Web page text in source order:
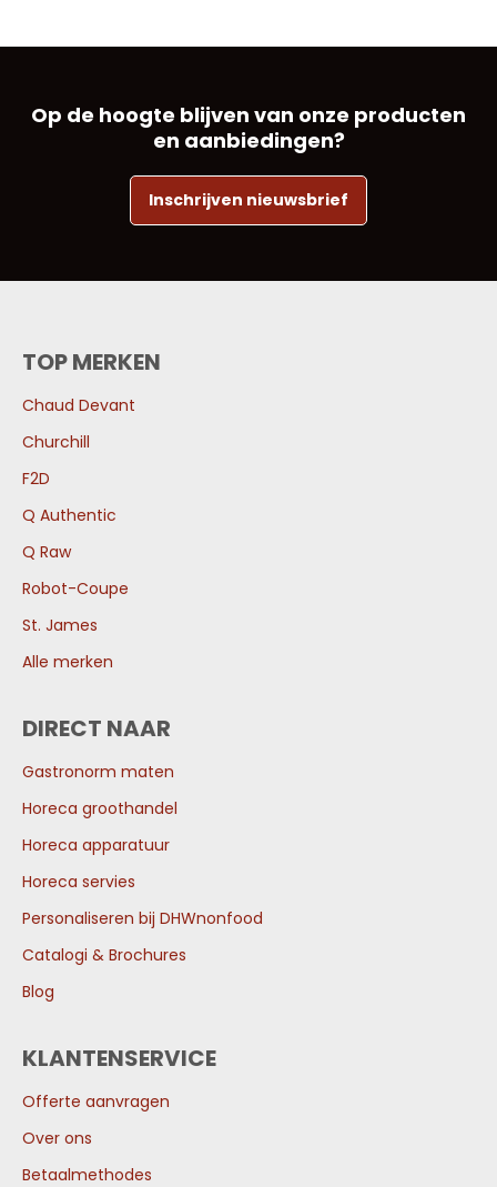
Op de hoogte blijven van onze producten
en aanbiedingen?
Inschrijven nieuwsbrief
TOP MERKEN
Chaud Devant
Churchill
F2D
Q Authentic
Q Raw
Robot-Coupe
St. James
Alle merken
DIRECT NAAR
Gastronorm maten
Horeca groothandel
Horeca apparatuur
Horeca servies
Personaliseren bij DHWnonfood
Catalogi & Brochures
Blog
KLANTENSERVICE
Offerte aanvragen
Over ons
Betaalmethodes